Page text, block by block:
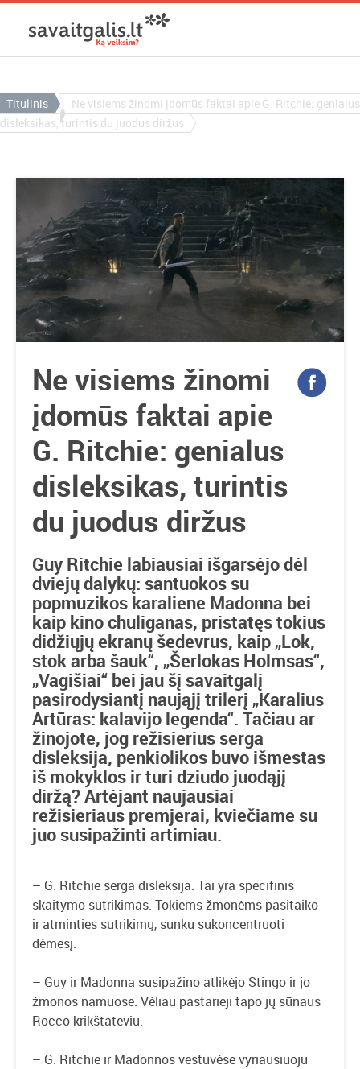
Titulinis
Ne visiems žinomi įdomūs faktai apie G. Ritchie: genialus
disleksikas, turintis du juodus diržus
Ne visiems žinomi
įdomūs faktai apie
G. Ritchie: genialus
disleksikas, turintis
du juodus diržus
Guy Ritchie labiausiai išgarsėjo dėl
dviejų dalykų: santuokos su
popmuzikos karaliene Madonna bei
kaip kino chuliganas, pristatęs tokius
didžiųjų ekranų šedevrus, kaip „Lok,
stok arba šauk“, „Šerlokas Holmsas“,
„Vagišiai“ bei jau šį savaitgalį
pasirodysiantį naująjį trilerį „Karalius
Artūras: kalavijo legenda“. Tačiau ar
žinojote, jog režisierius serga
disleksija, penkiolikos buvo išmestas
iš mokyklos ir turi dziudo juodąjį
diržą? Artėjant naujausiai
režisieriaus premjerai, kviečiame su
juo susipažinti artimiau.
– G. Ritchie serga disleksija. Tai yra specifinis
skaitymo sutrikimas. Tokiems žmonėms pasitaiko
ir atminties sutrikimų, sunku sukoncentruoti
dėmesį.
– Guy ir Madonna susipažino atlikėjo Stingo ir jo
žmonos namuose. Vėliau pastarieji tapo jų sūnaus
Rocco krikštatėviu.
– G. Ritchie ir Madonnos vestuvėse vyriausiuoju